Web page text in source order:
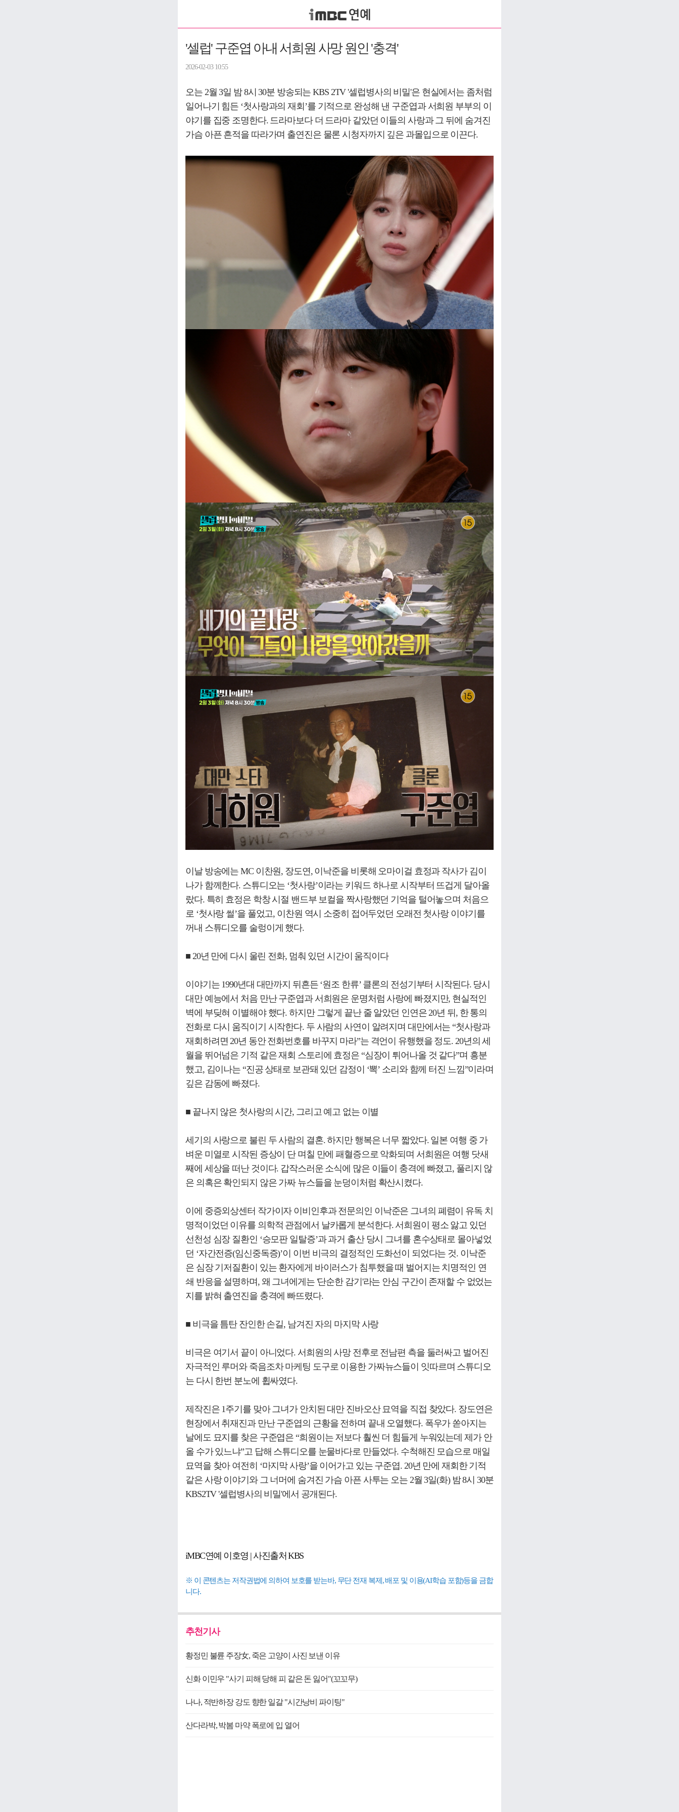
'셀럽' 구준엽 아내 서희원 사망 원인 '충격'
2026-02-03 10:55
오는 2월 3일 밤 8시 30분 방송되는 KBS 2TV '셀럽병사의 비밀'은 현실에서는 좀처럼
일어나기 힘든 ‘첫사랑과의 재회’를 기적으로 완성해 낸 구준엽과 서희원 부부의 이
야기를 집중 조명한다. 드라마보다 더 드라마 같았던 이들의 사랑과 그 뒤에 숨겨진
가슴 아픈 흔적을 따라가며 출연진은 물론 시청자까지 깊은 과몰입으로 이끈다.
이날 방송에는 MC 이찬원, 장도연, 이낙준을 비롯해 오마이걸 효정과 작사가 김이
나가 함께한다. 스튜디오는 ‘첫사랑’이라는 키워드 하나로 시작부터 뜨겁게 달아올
랐다. 특히 효정은 학창 시절 밴드부 보컬을 짝사랑했던 기억을 털어놓으며 처음으
로 ‘첫사랑 썰’을 풀었고, 이찬원 역시 소중히 접어두었던 오래전 첫사랑 이야기를
꺼내 스튜디오를 술렁이게 했다.
■ 20년 만에 다시 울린 전화, 멈춰 있던 시간이 움직이다
이야기는 1990년대 대만까지 뒤흔든 ‘원조 한류’ 클론의 전성기부터 시작된다. 당시
대만 예능에서 처음 만난 구준엽과 서희원은 운명처럼 사랑에 빠졌지만, 현실적인
벽에 부딪혀 이별해야 했다. 하지만 그렇게 끝난 줄 알았던 인연은 20년 뒤, 한 통의
전화로 다시 움직이기 시작한다. 두 사람의 사연이 알려지며 대만에서는 “첫사랑과
재회하려면 20년 동안 전화번호를 바꾸지 마라”는 격언이 유행했을 정도. 20년의 세
월을 뛰어넘은 기적 같은 재회 스토리에 효정은 “심장이 튀어나올 것 같다”며 흥분
했고, 김이나는 “진공 상태로 보관돼 있던 감정이 ‘뽁’ 소리와 함께 터진 느낌”이라며
깊은 감동에 빠졌다.
■ 끝나지 않은 첫사랑의 시간, 그리고 예고 없는 이별
세기의 사랑으로 불린 두 사람의 결혼. 하지만 행복은 너무 짧았다. 일본 여행 중 가
벼운 미열로 시작된 증상이 단 며칠 만에 패혈증으로 악화되며 서희원은 여행 닷새
째에 세상을 떠난 것이다. 갑작스러운 소식에 많은 이들이 충격에 빠졌고, 풀리지 않
은 의혹은 확인되지 않은 가짜 뉴스들을 눈덩이처럼 확산시켰다.
이에 중증외상센터 작가이자 이비인후과 전문의인 이낙준은 그녀의 폐렴이 유독 치
명적이었던 이유를 의학적 관점에서 날카롭게 분석한다. 서희원이 평소 앓고 있던
선천성 심장 질환인 ‘승모판 일탈증’과 과거 출산 당시 그녀를 혼수상태로 몰아넣었
던 ‘자간전증(임신중독증)’이 이번 비극의 결정적인 도화선이 되었다는 것. 이낙준
은 심장 기저질환이 있는 환자에게 바이러스가 침투했을 때 벌어지는 치명적인 연
쇄 반응을 설명하며, 왜 그녀에게는 '단순한 감기'라는 안심 구간이 존재할 수 없었는
지를 밝혀 출연진을 충격에 빠뜨렸다.
■ 비극을 틈탄 잔인한 손길, 남겨진 자의 마지막 사랑
비극은 여기서 끝이 아니었다. 서희원의 사망 전후로 전남편 측을 둘러싸고 벌어진
자극적인 루머와 죽음조차 마케팅 도구로 이용한 가짜뉴스들이 잇따르며 스튜디오
는 다시 한번 분노에 휩싸였다.
제작진은 1주기를 맞아 그녀가 안치된 대만 진바오산 묘역을 직접 찾았다. 장도연은
현장에서 취재진과 만난 구준엽의 근황을 전하며 끝내 오열했다. 폭우가 쏟아지는
날에도 묘지를 찾은 구준엽은 “희원이는 저보다 훨씬 더 힘들게 누워있는데 제가 안
올 수가 있느냐”고 답해 스튜디오를 눈물바다로 만들었다. 수척해진 모습으로 매일
묘역을 찾아 여전히 ‘마지막 사랑’을 이어가고 있는 구준엽. 20년 만에 재회한 기적
같은 사랑 이야기와 그 너머에 숨겨진 가슴 아픈 사투는 오는 2월 3일(화) 밤 8시 30분
KBS2TV '셀럽병사의 비밀'에서 공개된다.
iMBC연예 이호영 | 사진출처 KBS
※ 이 콘텐츠는 저작권법에 의하여 보호를 받는바, 무단 전재 복제, 배포 및 이용(AI학습 포함)등을 금합
니다.
추천기사
황정민 불륜 주장女, 죽은 고양이 사진 보낸 이유
신화 이민우 "사기 피해 당해 피 같은 돈 잃어"(꼬꼬무)
나나, 적반하장 강도 향한 일갈 "시간낭비 파이팅"
산다라박, 박봄 마약 폭로에 입 열어